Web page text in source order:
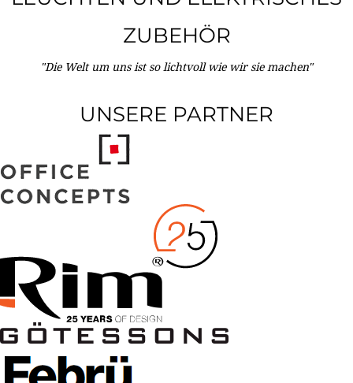
ZUBEHÖR
"Die Welt um uns ist so lichtvoll wie wir sie machen"
UNSERE PARTNER